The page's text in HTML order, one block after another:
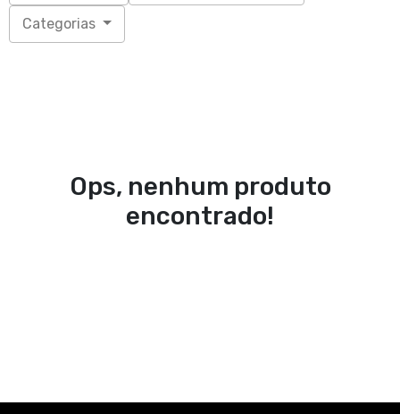
Categorias
Ops, nenhum produto
encontrado!